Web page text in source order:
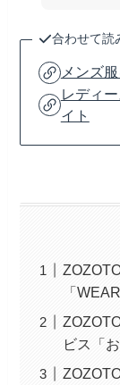
合わせて読
メンズ
レディ
イト
「WEAR
ビス「